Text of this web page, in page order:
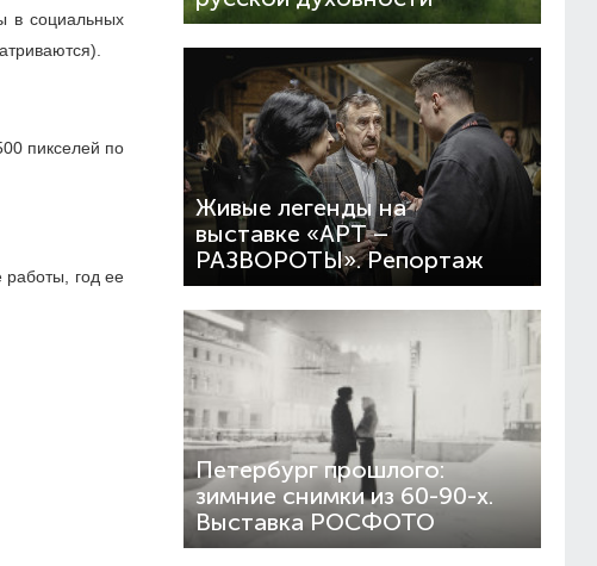
в социальных
пикселей по
год ее
Живые легенды на
выставке «АРТ –
РАЗВОРОТЫ». Репортаж
Петербург прошлого:
зимние снимки из 60-90-х.
Выставка РОСФОТО